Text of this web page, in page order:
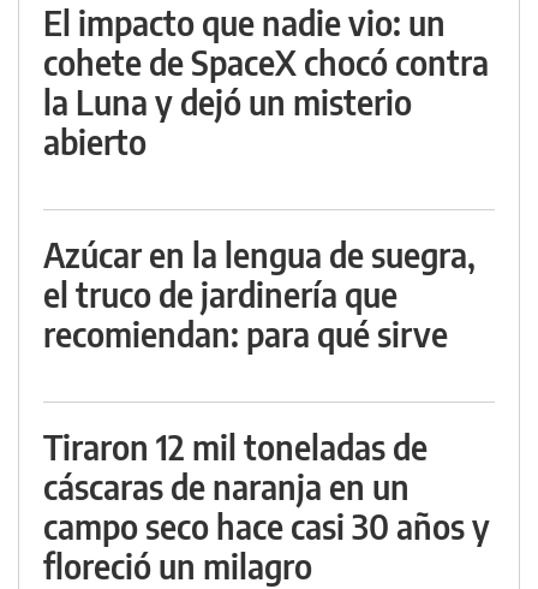
El impacto que nadie vio: un
cohete de SpaceX chocó contra
la Luna y dejó un misterio
abierto
Azúcar en la lengua de suegra,
el truco de jardinería que
recomiendan: para qué sirve
Tiraron 12 mil toneladas de
cáscaras de naranja en un
campo seco hace casi 30 años y
floreció un milagro